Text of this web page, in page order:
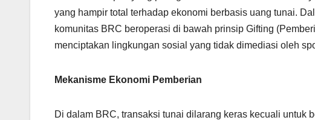
yang hampir total terhadap ekonomi berbasis uang tunai.
komunitas BRC beroperasi di bawah prinsip Gifting
menciptakan lingkungan sosial yang tidak dimediasi oleh
Mekanisme Ekonomi Pemberian
Di dalam BRC, transaksi tunai dilarang keras kecuali untuk